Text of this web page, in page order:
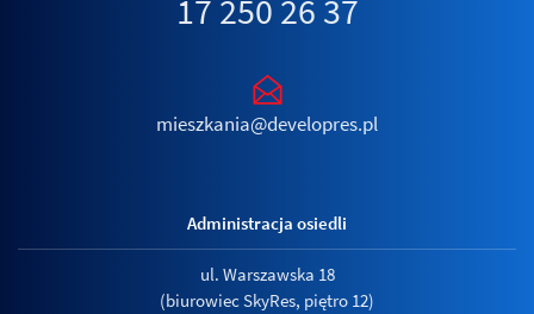
17 250 26 37
mieszkania@developres.pl
Administracja osiedli
ul. Warszawska 18
(biurowiec SkyRes, piętro 12)